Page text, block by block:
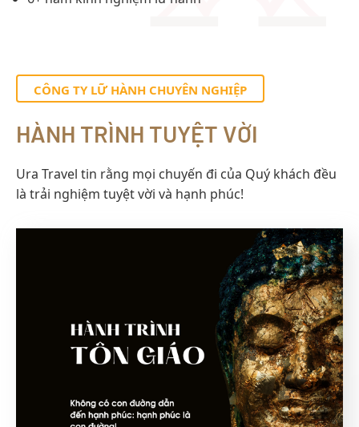
CÔNG TY LỮ HÀNH CHUYÊN NGHIỆP
HÀNH TRÌNH TUYỆT VỜI
Ura Travel tin rằng mọi chuyến đi của Quý khách đều
là trải nghiệm tuyệt vời và hạnh phúc!